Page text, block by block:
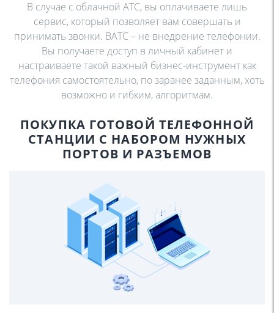
В случае с облачной АТС, вы оплачиваете лишь
сервис,который позволяет вам совершать и
принимать звонки. ВАТС – не внедрение телефонии.
Вы получаете доступ в личный кабинет и
настраиваете такой важный бизнес-инструмент как
телефония самостоятельно, позаранее заданным, хоть
возможно и гибким, алгоритмам.
ПОКУПКА ГОТОВОЙ ТЕЛЕФОННОЙ
СТАНЦИИ С НАБОРОМ НУЖНЫХ
ПОРТОВ И РАЗЪЕМОВ